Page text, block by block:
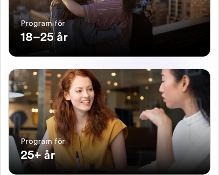
Program för
18–25 år
Program för
25+ år